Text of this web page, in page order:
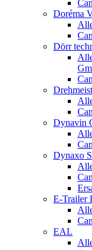
Doréma
Dörr
Dynavin
Dynaxo
E-Trailer
EAL